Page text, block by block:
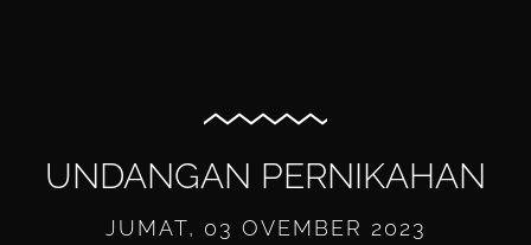
UNDANGAN PERNIKAHAN
JUMAT, 03 OVEMBER 2023